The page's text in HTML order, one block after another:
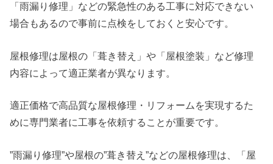
「雨漏り修理」などの緊急性のある工事に対応できない
場合もあるので事前に点検をしておくと安心です。
屋根修理は屋根の「葺き替え」や「屋根塗装」など修理
内容によって適正業者が異なります。
適正価格で高品質な屋根修理・リフォームを実現するた
めに専門業者に工事を依頼することが重要です。
”雨漏り修理”や屋根の”葺き替え”などの屋根修理は、「屋